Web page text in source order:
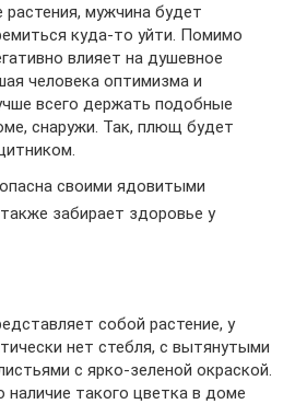
растения, мужчина будет
куда-то уйти. Помимо
влияет на душевное
человека оптимизма и
всего держать подобные
снаружи. Так, плющ будет
своими ядовитыми
забирает здоровье у
собой растение, у
нет стебля, с вытянутыми
с ярко-зеленой окраской.
наличие такого цветка в доме